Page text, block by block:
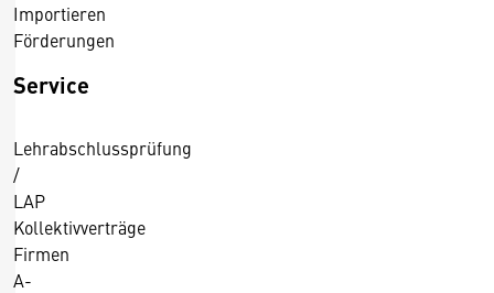
Importieren
Förderungen
Service
Lehrabschlussprüfung
/
LAP
Kollektivverträge
Firmen
A-